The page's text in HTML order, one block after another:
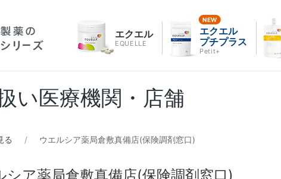
エクエル
EQUELLE
エクエル
プチプラス
Petit+
い医療機関・店舗
る ウエルシア薬局倉敷真備店(保険調剤窓口)
シア薬局倉敷真備店(保険調剤窓口)